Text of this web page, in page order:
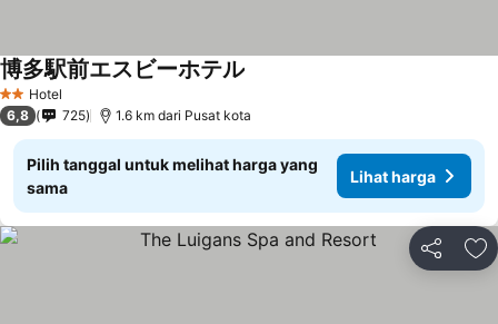
2 Bintang
Hotel
博多駅前エスビーホテル
6,8 725 1.6 km dari Pusat kota
Pilih tanggal untuk melihat harga yang
sama
Lihat harga
Bagikan